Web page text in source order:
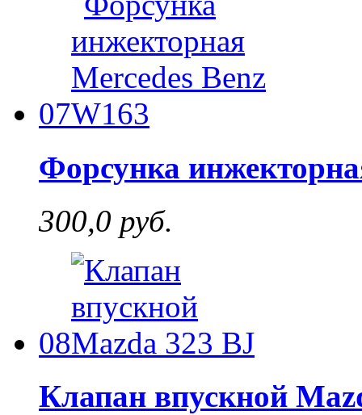
07
Форсунка
300,0 руб.
08
Клапан впускной